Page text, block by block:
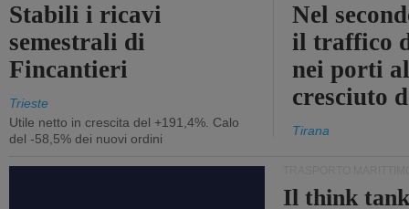
Stabili i ricavi
semestrali di
Fincantieri
Trieste
Utile netto in crescita del +191,4%. Calo
del -58,5% dei nuovi ordini
Nel
il traffico
nei porti
cresciuto
Tirana
Il think